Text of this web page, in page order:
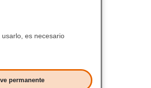
permanente
y contraseña.
usarlo, es necesario
permanente
Acceso Clave permanente